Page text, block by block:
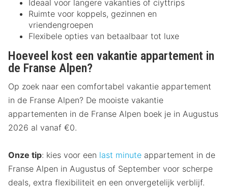
Ideaal voor langere vakanties of ciyttrips
Ruimte voor koppels, gezinnen en
vriendengroepen
Flexibele opties van betaalbaar tot luxe
Hoeveel kost een vakantie appartement in
de Franse Alpen?
Op zoek naar een comfortabel vakantie appartement
in de Franse Alpen? De mooiste vakantie
appartementen in de Franse Alpen boek je in Augustus
2026 al vanaf €0.
Onze tip: kies voor een last minute appartement in de
Franse Alpen in Augustus of September voor scherpe
deals, extra flexibiliteit en een onvergetelijk verblijf.